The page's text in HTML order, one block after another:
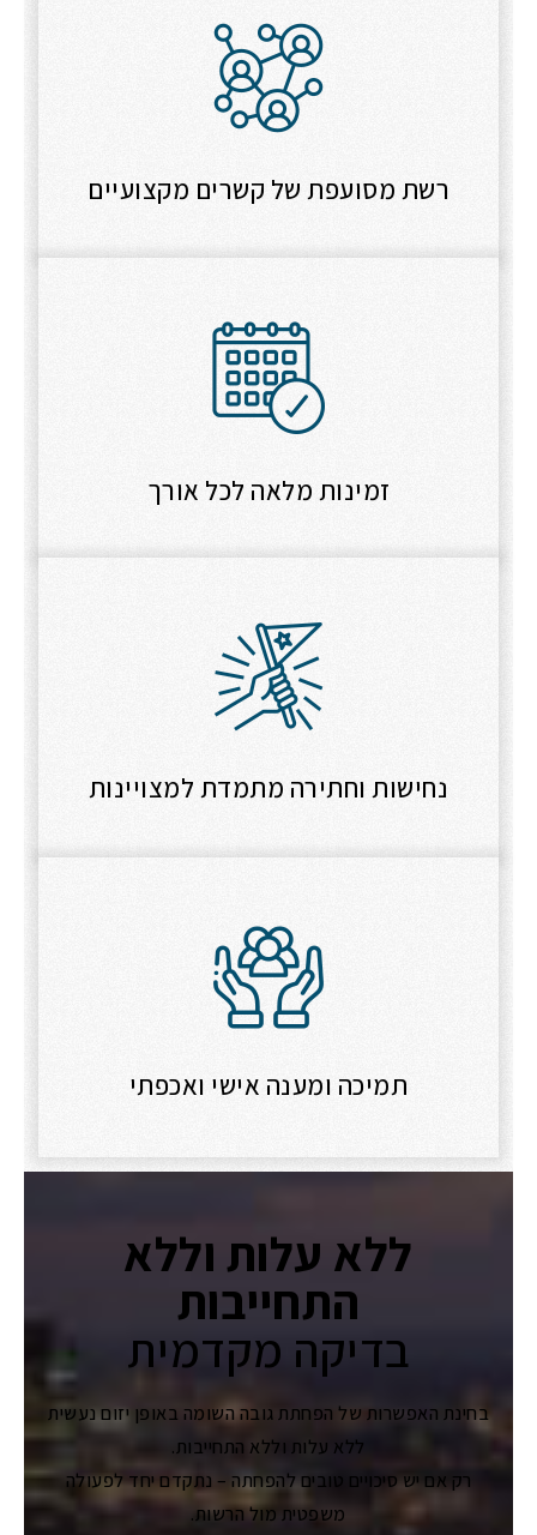
רשת מסועפת של קשרים מקצועיים
זמינות מלאה לכל אורך
נחישות וחתירה מתמדת למצויינות
תמיכה ומענה אישי ואכפתי
ללא עלות וללא
התחייבות
בדיקה מקדמית
בחינת האפשרות של הפחתת גובה השומה באופן יזום נעשית
ללא עלות וללא התחייבות.
רק אם יש סיכויים טובים להפחתה – נתקדם יחד לפעולה
משפטית מול הרשות.